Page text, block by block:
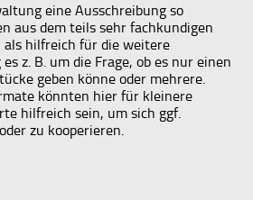
eine Ausschreibung so
aus dem teils sehr fachkundigen
als hilfreich für die weitere
z. B. um die Frage, ob es nur einen
geben könne oder mehrere.
könnten hier für kleinere
hilfreich sein, um sich ggf.
zu kooperieren.